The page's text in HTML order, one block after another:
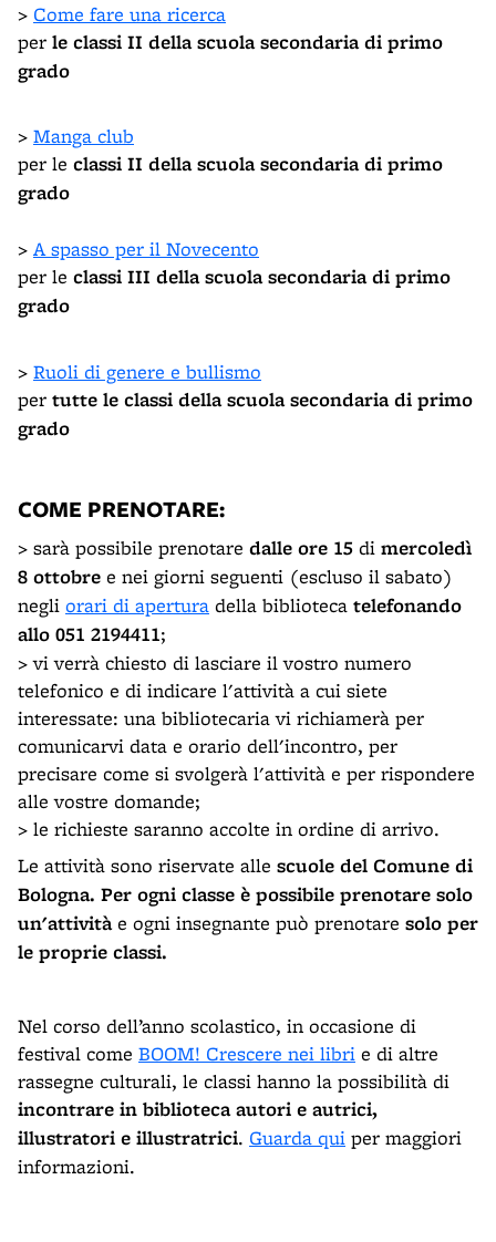
> Come fare una ricerca
per le classi II della scuola secondaria di primo
grado
> Manga club
per le classi II della scuola secondaria di primo
grado
> A spasso per il Novecento
per le classi III della scuola secondaria di primo
grado
> Ruoli di genere e bullismo
per tutte le classi della scuola secondaria di primo
grado
COME PRENOTARE:
> sarà possibile prenotare dalle ore 15 di mercoledì
8 ottobre e nei giorni seguenti (escluso il sabato)
negli orari di apertura della biblioteca telefonando
allo 051 2194411;
> vi verrà chiesto di lasciare il vostro numero
telefonico e di indicare l'attività a cui siete
interessate: una bibliotecaria vi richiamerà per
comunicarvi data e orario dell'incontro, per
precisare come si svolgerà l'attività e per rispondere
alle vostre domande;
> le richieste saranno accolte in ordine di arrivo.
Le attività sono riservate alle scuole del Comune di
Bologna. Per ogni classe è possibile preno­tare solo
un'attivitàe ogni insegnante può prenotare solo per
le proprie classi.
Nel corso dell’anno scolastico, in occasione di
festival come BOOM! Crescere nei libri e di altre
rassegne culturali, le classi hanno la possibilità di
incontrare in biblioteca autori e autrici,
illustratori e illustratrici. Guarda qui per maggiori
informazioni.